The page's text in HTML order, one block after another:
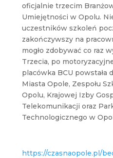
oficjalnie trzecim
Umiejętności w Opolu.
uczestników szkoleń
zakończywszy na
mogło zdobywać co raz
Trzecia, po
placówka BCU powstała
Miasta Opole, Zespołu
Opolu, Krajowej Izby
Telekomunikacji oraz
Technologicznego w
https://czasnaopole.pl/